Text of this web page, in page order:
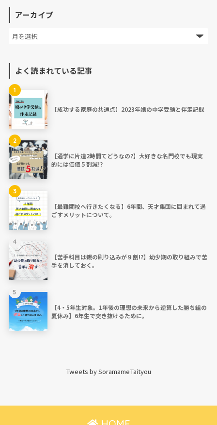
アーカイブ
よく読まれている記事
1
【成功する家庭の共通点】2023年娘の中学受験と伴走記録
2
【通学に片道2時間てどうなの?】大好きな名門校でも現実
的には価値５割減!?
3
【最難関校へ行きたくなる】6年間、天才集団に囲まれて過
ごすメリットについて。
4
【苦手科目は親の刷り込みが９割!?】幼少期の取り組みで苦
手を消しておく。
5
【4・5年生対象。1年後の理想の未来から逆算した勝ち組の
夏休み】6年生で突き抜けるために。
Tweets by SoramameTaityou